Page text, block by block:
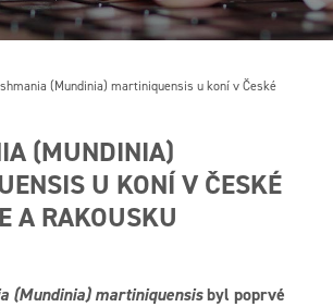
(Mundinia) martiniquensis u koní v České
(MUNDINIA)
U KONÍ V ČESKÉ
A RAKOUSKU
(Mundinia) martiniquensisbyl poprvé